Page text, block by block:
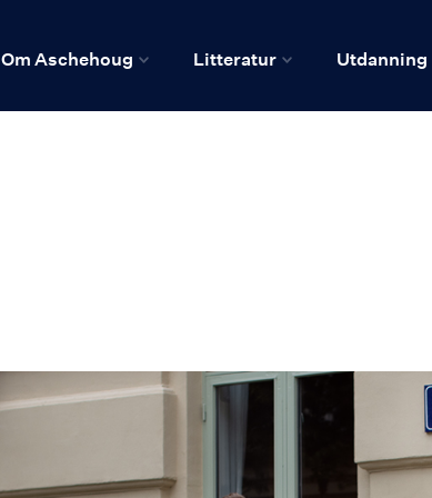
Hjem
Om Aschehoug Litteratur Utdanning